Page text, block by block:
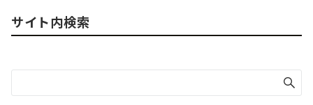
リ
ー
お
立
サイト内検索